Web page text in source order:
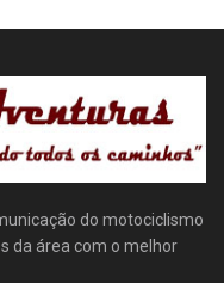
do motociclismo
da área com o melhor